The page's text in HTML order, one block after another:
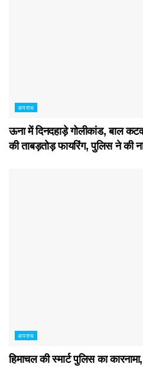
अपराध
ऊना में दिनदहाड़े गोलीकांड, बाल
की ताबड़तोड़ फायरिंग, पुलिस ने की
अपराध
हिमाचल की स्मार्ट पुलिस का